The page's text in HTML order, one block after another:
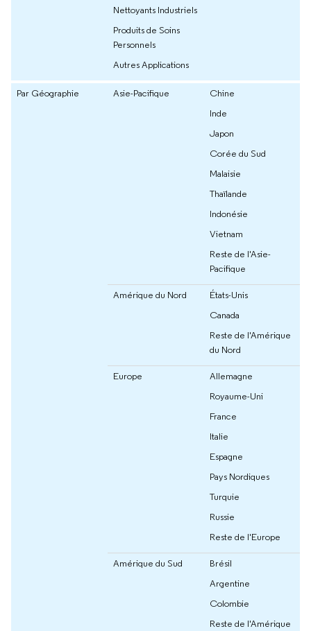
Nettoyants Industriels
Produits de Soins
Personnels
Autres Applications
Par Géographie Asie-Pacifique
Chine
Inde
Japon
Corée du Sud
Malaisie
Thaïlande
Indonésie
Vietnam
Reste de l'Asie-
Pacifique
Amérique du Nord
États-Unis
Canada
Reste de l'Amérique
du Nord
Europe
Allemagne
Royaume-Uni
France
Italie
Espagne
Pays Nordiques
Turquie
Russie
Reste de l'Europe
Amérique du Sud
Brésil
Argentine
Colombie
Reste de l'Amérique